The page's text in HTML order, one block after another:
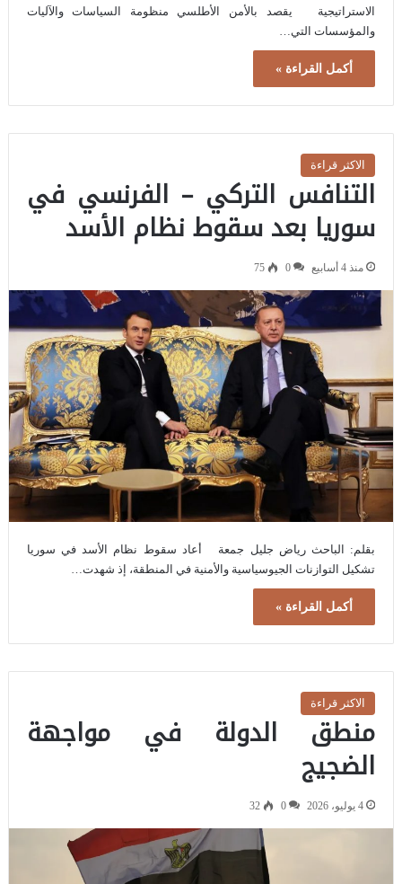
الاستراتيجية يقصد بالأمن الأطلسي منظومة السياسات والآليات
والمؤسسات التي…
أكمل القراءة »
الاكثر قراءة
التنافس التركي – الفرنسي في
سوريا بعد سقوط نظام الأسد
منذ 4 أسابيع 0
75
بقلم: الباحث رياض جليل جمعة أعاد سقوط نظام الأسد في سوريا
تشكيل التوازنات الجيوسياسية والأمنية في المنطقة، إذ شهدت…
أكمل القراءة »
الاكثر قراءة
منطق الدولة في مواجهة
الضجيج
4 يوليو، 2026 0
32